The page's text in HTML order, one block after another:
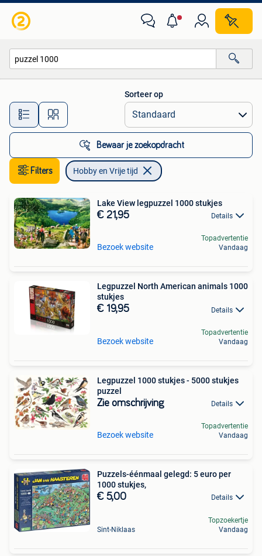
Alle afstanden…
Sorteer op
Bewaar je zoekopdracht
Filters Hobby en Vrije tijd
Lake View legpuzzel 1000 stukjes
€ 21,95 Details
Bezoek website
Topadvertentie
Vandaag
Legpuzzel North American animals 1000
stukjes
€ 19,95 Details
Bezoek website
Topadvertentie
Vandaag
Legpuzzel 1000 stukjes - 5000 stukjes
puzzel
Zie omschrijving Details
Bezoek website
Topadvertentie
Vandaag
Puzzels-éénmaal gelegd: 5 euro per
1000 stukjes,
€ 5,00 Details
Sint-Niklaas
Topzoekertje
Vandaag